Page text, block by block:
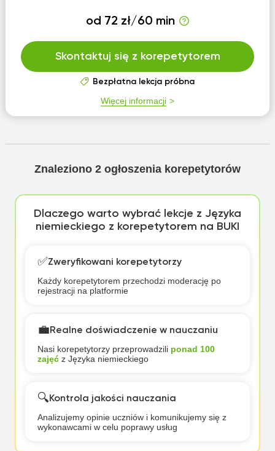
od 72 zł/60 min
Skontaktuj się z korepetytorem
Bezpłatna lekcja próbna
Więcej informacji
Znaleziono 2 ogłoszenia korepetytorów
Dlaczego warto wybrać lekcje z Języka
niemieckiego z korepetytorem na BUKI
✅Zweryfikowani korepetytorzy
Każdy korepetytorem przechodzi moderację po
rejestracji na platformie
💼Realne doświadczenie w nauczaniu
Nasi korepetytorzy przeprowadzili ponad 100
zajęćz Języka niemieckiego
🔍Kontrola jakości nauczania
Analizujemy opinie uczniów i komunikujemy się z
wykonawcami w celu poprawy usług